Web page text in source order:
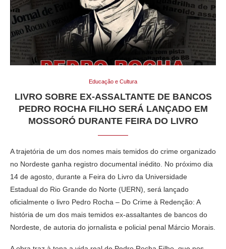
Educação e Cultura
LIVRO SOBRE EX-ASSALTANTE DE BANCOS
PEDRO ROCHA FILHO SERÁ LANÇADO EM
MOSSORÓ DURANTE FEIRA DO LIVRO
A trajetória de um dos nomes mais temidos do crime organizado
no Nordeste ganha registro documental inédito. No próximo dia
14 de agosto, durante a Feira do Livro da Universidade
Estadual do Rio Grande do Norte (UERN), será lançado
oficialmente o livro Pedro Rocha – Do Crime à Redenção: A
história de um dos mais temidos ex-assaltantes de bancos do
Nordeste, de autoria do jornalista e policial penal Márcio Morais.